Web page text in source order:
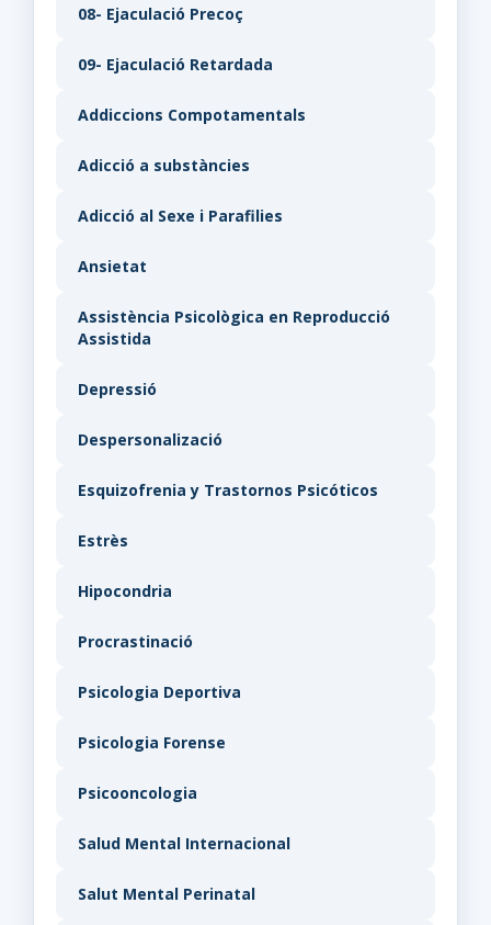
08- Ejaculació Precoç
09- Ejaculació Retardada
Addiccions Compotamentals
Adicció a substàncies
Adicció al Sexe i Parafilies
Ansietat
Assistència Psicològica en Reproducció
Assistida
Depressió
Despersonalizació
Esquizofrenia y Trastornos Psicóticos
Estrès
Hipocondria
Procrastinació
Psicologia Deportiva
Psicologia Forense
Psicooncologia
Salud Mental Internacional
Salut Mental Perinatal